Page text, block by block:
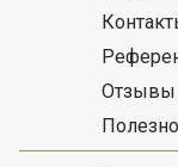
Отзывы